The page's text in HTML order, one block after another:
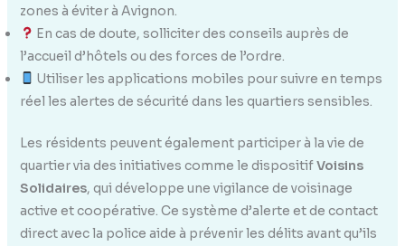
zones à éviter à Avignon.
En cas de doute, solliciter des conseils auprès de
l’accueil d’hôtels ou des forces de l’ordre.
Utiliser les applications mobiles pour suivre en temps
réel les alertes de sécurité dans les quartiers sensibles.
Les résidents peuvent également participer à la vie de
quartier via des initiatives comme le dispositifVoisins
Solidaires, qui développe une vigilance de voisinage
active et coopérative. Ce système d’alerte et de contact
direct avec la police aide à prévenir les délits avant qu’ils